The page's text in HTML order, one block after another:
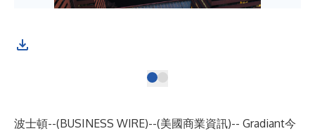
波士頓--(BUSINESS WIRE)--(美國商業資訊)-- Gradiant今